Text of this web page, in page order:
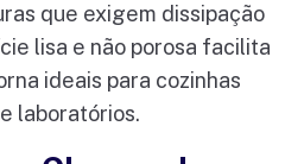
que exigem dissipação
lisa e não porosa facilita
ideais para cozinhas
laboratórios.